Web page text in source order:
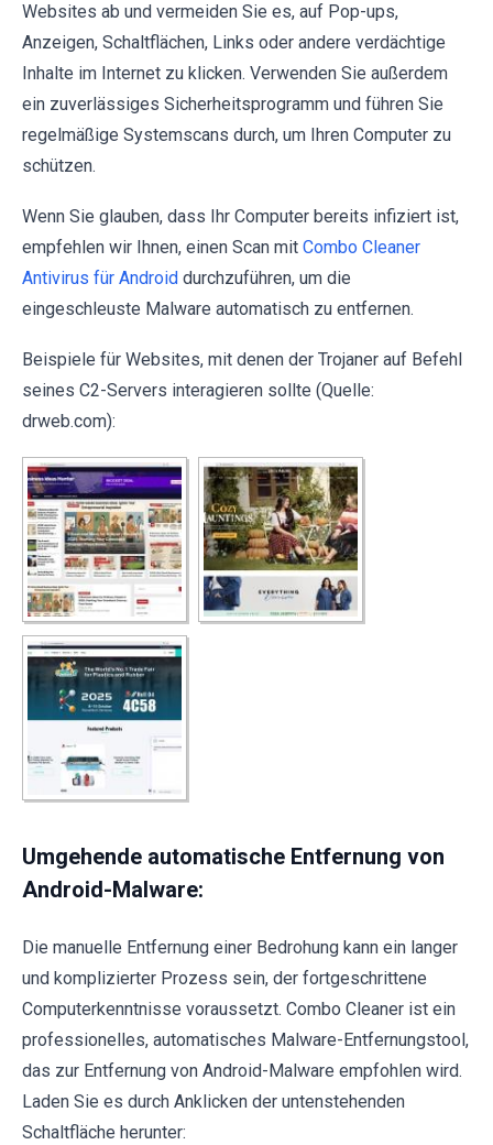
Websites ab und vermeiden Sie es, auf Pop-ups,
Anzeigen, Schaltflächen, Links oder andere verdächtige
Inhalte im Internet zu klicken. Verwenden Sie außerdem
ein zuverlässiges Sicherheitsprogramm und führen Sie
regelmäßige Systemscans durch, um Ihren Computer zu
schützen.
Wenn Sie glauben, dass Ihr Computer bereits infiziert ist,
empfehlen wir Ihnen, einen Scan mit Combo Cleaner
Antivirus für Android durchzuführen, um die
eingeschleuste Malware automatisch zu entfernen.
Beispiele für Websites, mit denen der Trojaner auf Befehl
seines C2-Servers interagieren sollte (Quelle:
drweb.com):
Umgehende automatische Entfernung von
Android-Malware:
Die manuelle Entfernung einer Bedrohung kann ein langer
und komplizierter Prozess sein, der fortgeschrittene
Computerkenntnisse voraussetzt. Combo Cleaner ist ein
professionelles, automatisches Malware-Entfernungstool,
das zur Entfernung von Android-Malware empfohlen wird.
Laden Sie es durch Anklicken der untenstehenden
Schaltfläche herunter: